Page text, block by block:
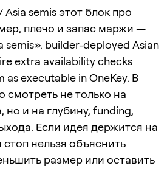
semis этот блок про
плечо и запас маржи —
semis». builder-deployed Asian
extra availability checks
executable in OneKey. В
смотреть не только на
но и на глубину, funding,
Если идея держится на
нельзя объяснить
размер или оставить